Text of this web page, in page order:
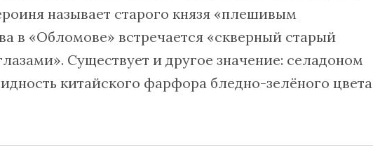
называет старого князя «плешивым
в «Обломове» встречается «скверный старый
Существует и другое значение: селадоном
китайского фарфора бледно-зелёного цвета